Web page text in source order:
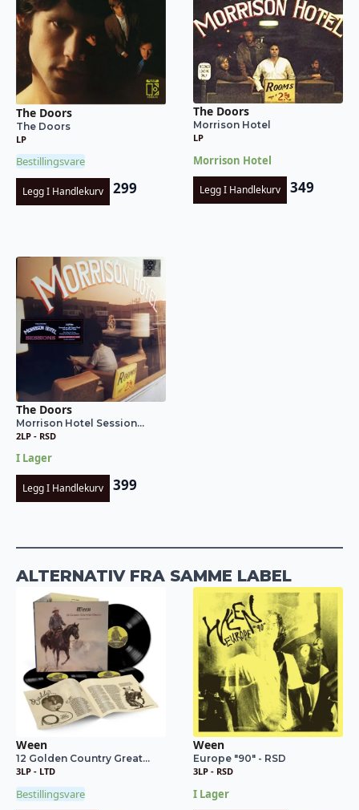
The Doors
The Doors
LP
Bestillingsvare
Legg I Handlekurv 299
The Doors
Morrison Hotel
LP
Morrison Hotel
Legg I Handlekurv 349
The Doors
Morrison Hotel Session...
2LP - RSD
I Lager
Legg I Handlekurv 399
ALTERNATIV FRA SAMME LABEL
Ween
12 Golden Country Great...
3LP - LTD
Bestillingsvare
Ween
Europe "90" - RSD
3LP - RSD
I Lager